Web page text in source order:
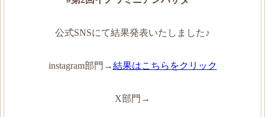
公式SNSにて結果発表いたしました♪
instagram部門→結果はこちらをクリック
X部門→